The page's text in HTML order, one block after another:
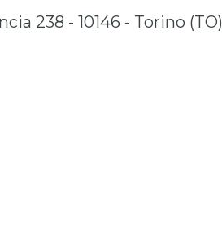
238 - 10146 - Torino (TO)